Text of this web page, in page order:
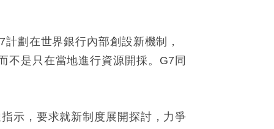
劃在世界銀行內部創設新機制，
不是只在當地進行資源開採。G7同
示，要求就新制度展開探討，力爭